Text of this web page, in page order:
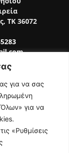
για να σας
για να
«Ρυθμίσεις
ΤΚ 36072